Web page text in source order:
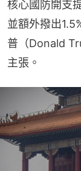
核心國防開支
並額外撥出
普（Donald
主張。